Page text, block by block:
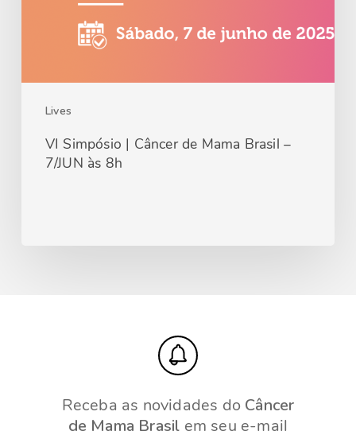
Lives
VI Simpósio | Câncer de Mama Brasil –
7/JUN às 8h
Receba as novidades do Câncer
de Mama Brasil em seu e-mail